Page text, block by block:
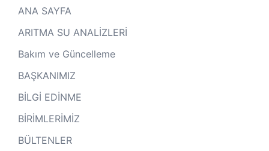
ANA SAYFA
ARITMA SU ANALİZLERİ
Bakım ve Güncelleme
BAŞKANIMIZ
BİLGİ EDİNME
BİRİMLERİMİZ
BÜLTENLER